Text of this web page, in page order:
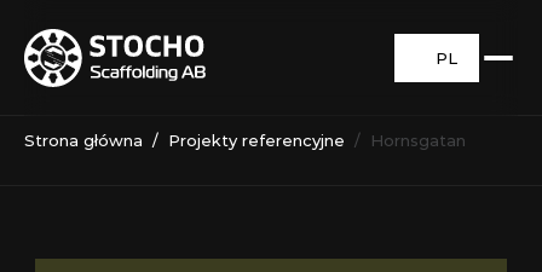
PL
Strona główna
  /
Projekty referencyjne
  /  Hornsgatan